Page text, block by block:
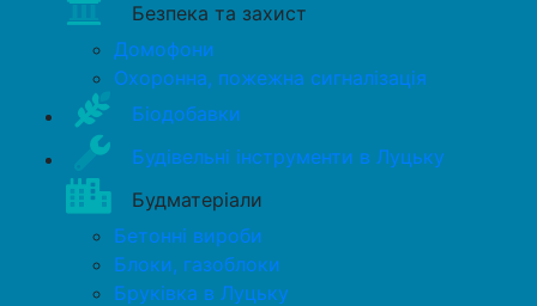
Безпека та захист
Домофони
Охоронна, пожежна сигналізація
Біодобавки
Будівельні інструменти в Луцьку
Будматеріали
Бетонні вироби
Блоки, газоблоки
Бруківка в Луцьку